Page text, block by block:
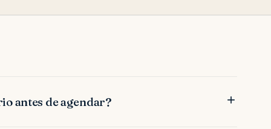
antes de agendar?